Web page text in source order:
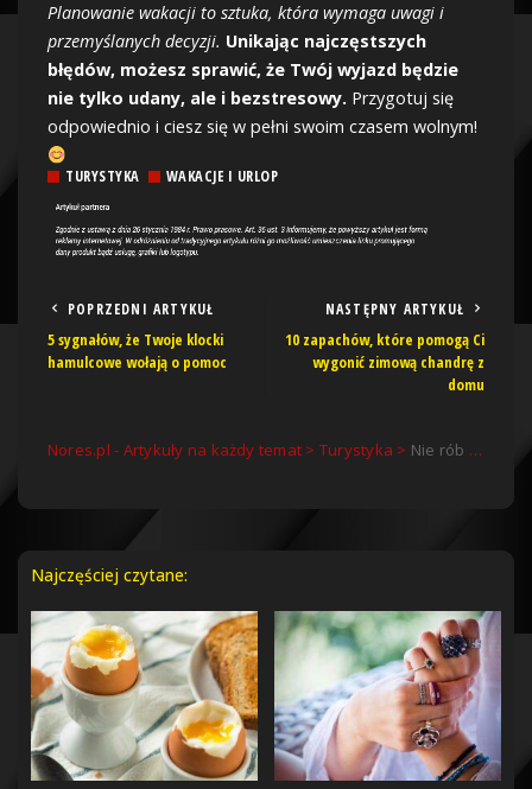
Planowanie wakacji to sztuka, która wymaga uwagi i
przemyślanych decyzji. Unikając najczęstszych
błędów, możesz sprawić, że Twój wyjazd będzie
nie tylko udany, ale i bezstresowy. Przygotuj się
odpowiednio i ciesz się w pełni swoim czasem wolnym!
TURYSTYKA WAKACJE I URLOP
POPRZEDNI ARTYKUŁ
5 sygnałów, że Twoje klocki
hamulcowe wołają o pomoc
NASTĘPNY ARTYKUŁ
10 zapachów, które pomogą Ci
wygonić zimową chandrę z
domu
Nores.pl - Artykuły na każdy temat > Turystyka > Nie rób tego, planując wakacje – najczęstsze błędy turystów
Najczęściej czytane: